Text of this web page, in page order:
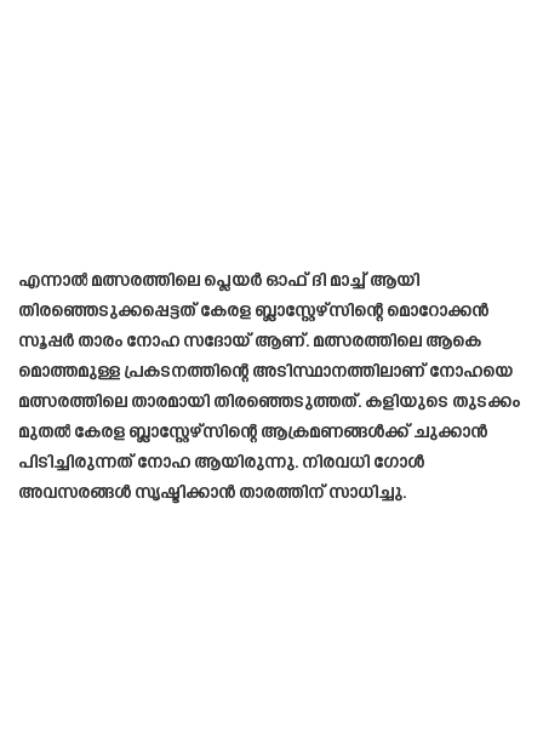
എന്നാൽ മത്സരത്തിലെ പ്ലെയർ ഓഫ് ദി മാച്ച് ആയി
തിരഞ്ഞെടുക്കപ്പെട്ടത് കേരള ബ്ലാസ്റ്റേഴ്സിന്റെ മൊറോക്കൻ
സൂപ്പർ താരം നോഹ സദോയ് ആണ്. മത്സരത്തിലെ ആകെ
മൊത്തമുള്ള പ്രകടനത്തിന്റെ അടിസ്ഥാനത്തിലാണ് നോഹയെ
മത്സരത്തിലെ താരമായി തിരഞ്ഞെടുത്തത്. കളിയുടെ തുടക്കം
മുതൽ കേരള ബ്ലാസ്റ്റേഴ്സിന്റെ ആക്രമണങ്ങൾക്ക്‌ ചുക്കാൻ
പിടിച്ചിരുന്നത് നോഹ ആയിരുന്നു. നിരവധി ഗോൾ
അവസരങ്ങൾ സൃഷ്ടിക്കാൻ താരത്തിന് സാധിച്ചു.